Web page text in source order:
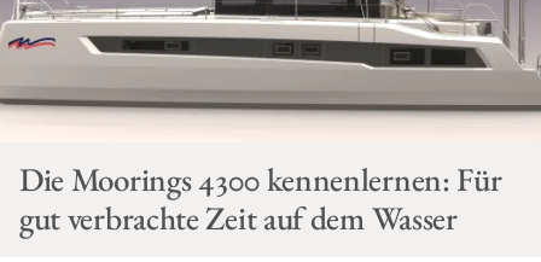
Die Moorings 4300 kennenlernen: Für
gut verbrachte Zeit auf dem Wasser